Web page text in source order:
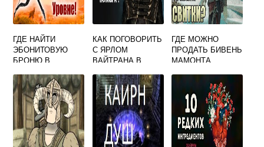
ГДЕ НАЙТИ
ЭБОНИТОВУЮ
БРОНЮ В
КАК ПОГОВОРИТЬ
С ЯРЛОМ
ВАЙТРАНА В
ГДЕ МОЖНО
ПРОДАТЬ БИВЕНЬ
МАМОНТА